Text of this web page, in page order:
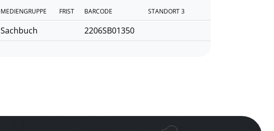
MEDIENGRUPPE FRIST BARCODE STANDORT 3
Sachbuch 2206SB01350